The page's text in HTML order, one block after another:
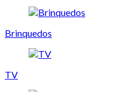
Brinquedos
TV